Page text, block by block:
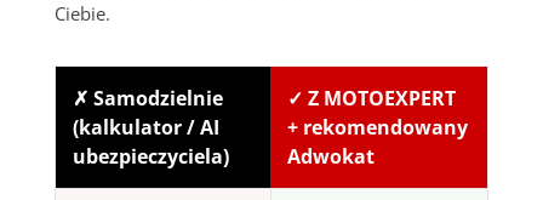
Ciebie.
✗ Samodzielnie
(kalkulator / AI
ubezpieczyciela)
✓ Z MOTOEXPERT
+ rekomendowany
Adwokat